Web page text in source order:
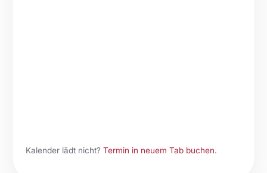
Kalender lädt nicht?Termin in neuem Tab buchen.